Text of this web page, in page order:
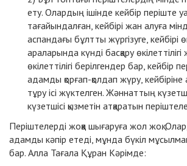
ету. Олардың ішінде кейбір періште
тағайындалған, кейбірі жан алуға
аспандағы бұлтты жүргізуге, кейбірі
араларында күнді басқару
өкілеттілігі берілгендер бар, кейбір
адамды қорғап-қолдап жүру,
тұру ісі жүктелген. Жәннаттың
күзетшісі қызметін атқаратын
Періштелерді жоққа шығаруға жол жоқ.
адамды кәпір етеді, мұнда бүкіл
бар. Алла Тағала Құран Кәрімде: